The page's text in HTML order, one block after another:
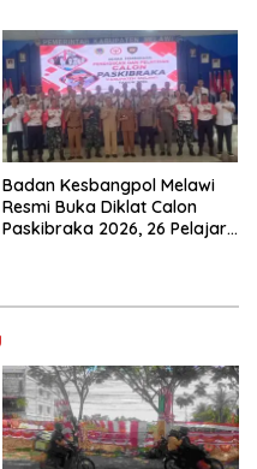
Badan Kesbangpol Melawi
Resmi Buka Diklat Calon
Paskibraka 2026, 26 Pelajar